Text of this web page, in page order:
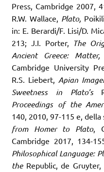
Press, Cambridge 2007,
R.W. Wallace, Plato,
in: E. Berardi/F. Lisi/D.
213; J.I. Porter, The
Ancient Greece:
Cambridge University
R.S. Liebert, Apian
Sweetness in Plato’s
Proceedings of the
140, 2010, 97-115 e, della
from Homer to Plato,
Cambridge 2017, 134-
Philosophical Language:
the Republic, de